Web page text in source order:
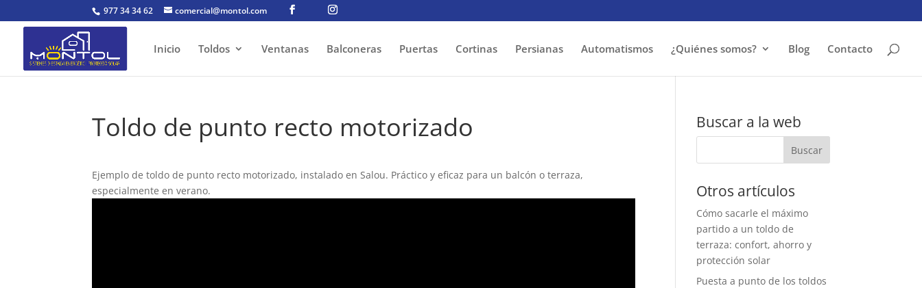
977 34 34 62 comercial@montol.com
Inicio Toldos Ventanas Balconeras Puertas Cortinas Persianas Automatismos ¿Quiénes somos? Blog Contacto
Toldo de punto recto motorizado
Ejemplo de toldo de punto recto motorizado, instalado en Salou. Práctico y eficaz para un balcón o terraza,
especialmente en verano.
Buscar a la web
Otros artículos
Cómo sacarle el máximo
partido a un toldo de
terraza: confort, ahorro y
protección solar
Puesta a punto de los toldos